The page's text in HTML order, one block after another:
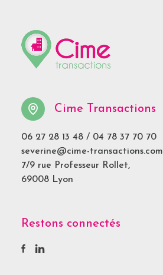
Cime Transactions
06 27 28 13 48 / 04 78 37 70 70
severine@cime-transactions.com
7/9 rue Professeur Rollet,
69008 Lyon
Restons connectés